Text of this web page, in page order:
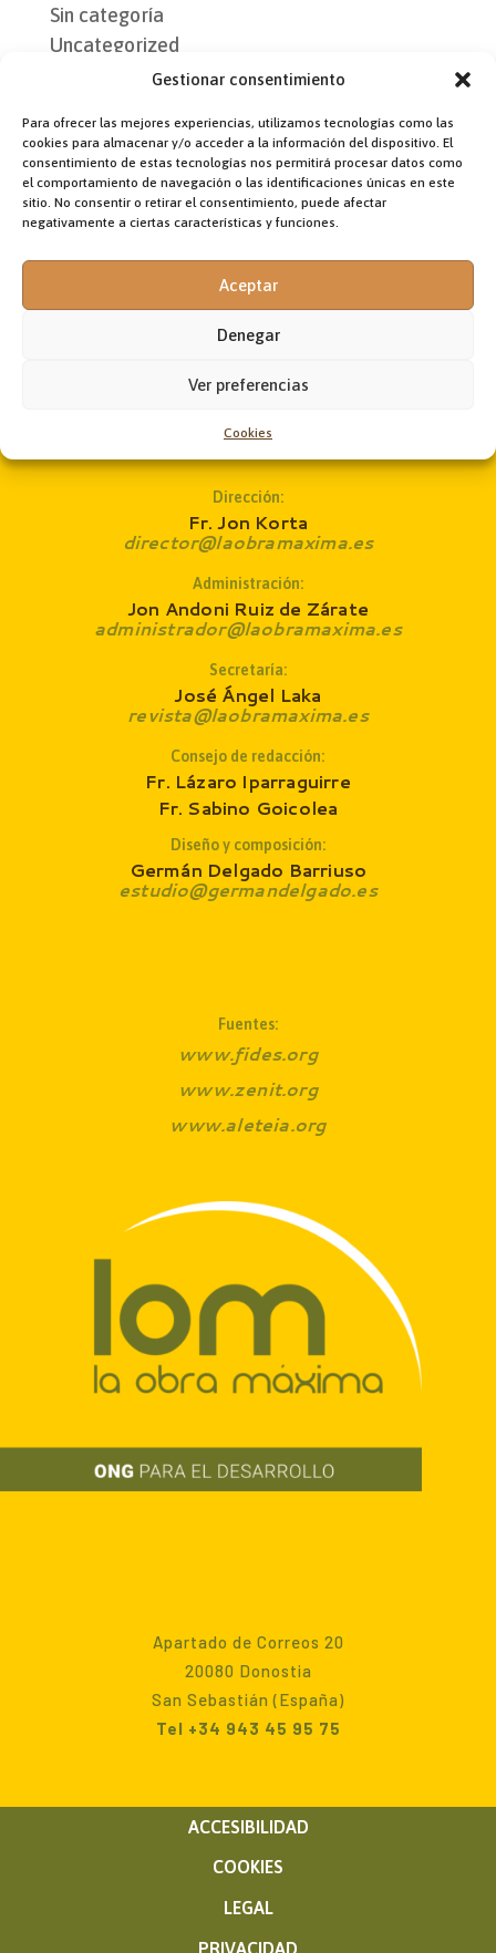
Gestionar consentimiento
Para ofrecer las mejores experiencias, utilizamos tecnologías como las
cookies para almacenar y/o acceder a la información del dispositivo. El
consentimiento de estas tecnologías nos permitirá procesar datos como
el comportamiento de navegación o las identificaciones únicas en este
sitio. No consentir o retirar el consentimiento, puede afectar
negativamente a ciertas características y funciones.
Aceptar
Denegar
Ver preferencias
Cookies
Sin categoría
Uncategorized
100 años LA OBRA MÁXIMA Aleteia América
CUBA
Etiopía
Fr. Ciro García
Fratelli tutti (03.10.20)
Félix Mallya
Hermanos todos (03.10.20)
La fraternidad humana
ONG GUALAWI
paz con Eritrea
portada
Proyecto Misional Venezuela
Visita a Irak
África subsahariana
Dirección:
Fr. Jon Korta
director@laobramaxima.es
Administración:
Jon Andoni Ruiz de Zárate
administrador@laobramaxima.es
Secretaría:
José Ángel Laka
revista@laobramaxima.es
Consejo de redacción:
Fr. Lázaro Iparraguirre
Fr. Sabino Goicolea
Diseño y composición:
Germán Delgado Barriuso
estudio@germandelgado.es
Fuentes:
www.fides.org
www.zenit.org
www.aleteia.org
Apartado de Correos 20
20080 Donostia
San Sebastián (España)
Tel +34 943 45 95 75
ACCESIBILIDAD
COOKIES
LEGAL
PRIVACIDAD